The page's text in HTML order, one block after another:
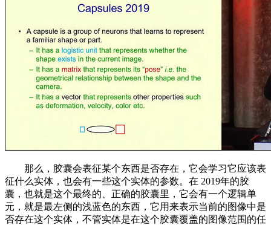
那么，胶囊会表征某个东西是否存在，它会学习它应该表
征什么实体，也会有一些这个实体的参数。在 2019年的胶
囊，也就是这个最终的、正确的胶囊里，它会有一个逻辑单
元，就是最左侧的浅蓝色的东西，它用来表示当前的图像中是
否存在这个实体，不管实体是在这个胶囊覆盖的图像范围的任